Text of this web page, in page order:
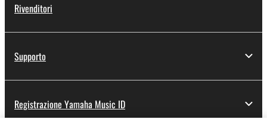
Rivenditori
Supporto
Registrazione Yamaha Music ID